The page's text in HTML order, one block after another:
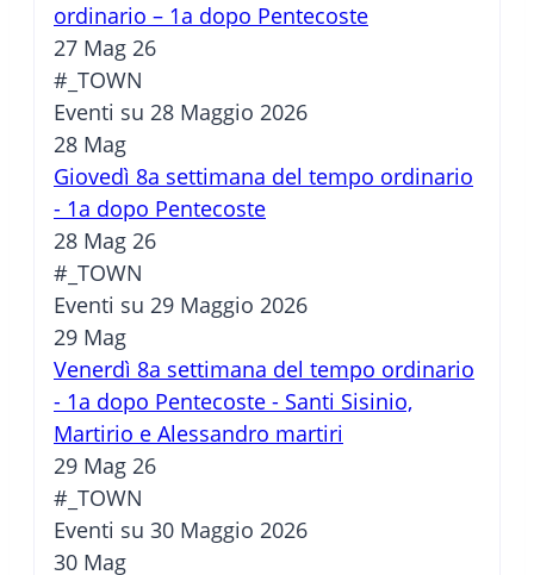
ordinario – 1a dopo Pentecoste
27 Mag 26
#_TOWN
Eventi su 28 Maggio 2026
28 Mag
Giovedì 8a settimana del tempo ordinario
- 1a dopo Pentecoste
28 Mag 26
#_TOWN
Eventi su 29 Maggio 2026
29 Mag
Venerdì 8a settimana del tempo ordinario
- 1a dopo Pentecoste - Santi Sisinio,
Martirio e Alessandro martiri
29 Mag 26
#_TOWN
Eventi su 30 Maggio 2026
30 Mag